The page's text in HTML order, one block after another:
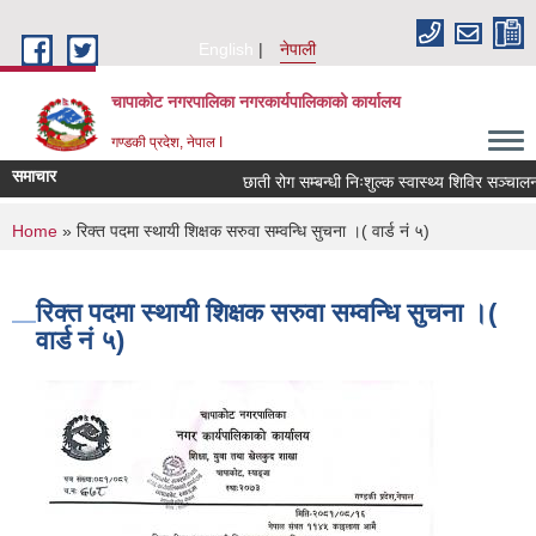
English
नेपाली
चापाकोट नगरपालिका नगरकार्यपालिकाको कार्यालय
गण्डकी प्रदेश, नेपाल I
समाचार छाती रोग सम्बन्धी निःशुल्क स्वास्थ्य शिविर सञ्चालन
You are here
Home » रिक्त पदमा स्थायी शिक्षक सरुवा सम्वन्धि सुचना ।( वार्ड नं ५)
रिक्त पदमा स्थायी शिक्षक सरुवा सम्वन्धि सुचना ।(
वार्ड नं ५)